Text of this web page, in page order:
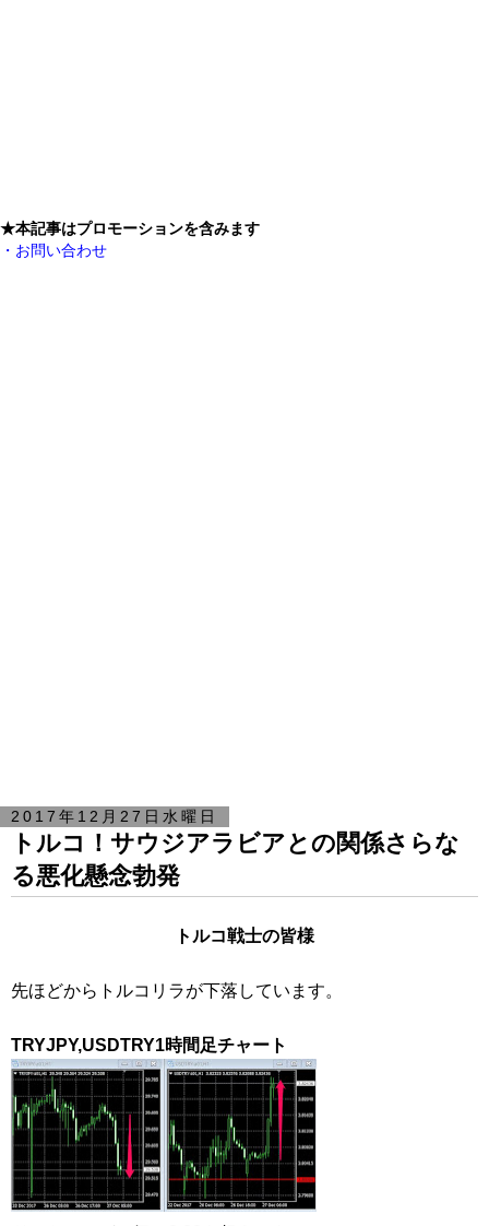
★本記事はプロモーションを含みます
・お問い合わせ
2017年12月27日水曜日
トルコ！サウジアラビアとの関係さらな
る悪化懸念勃発
トルコ戦士の皆様
先ほどからトルコリラが下落しています。
TRYJPY,USDTRY1時間足チャート